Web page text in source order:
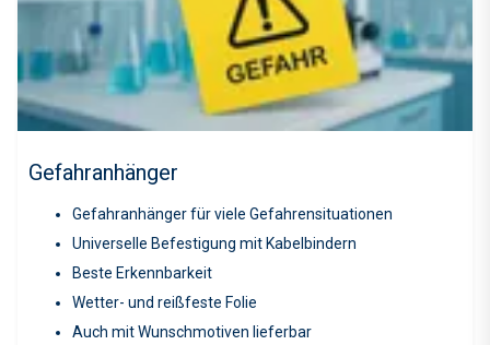
Gefahranhänger
Gefahranhänger für viele Gefahrensituationen
Universelle Befestigung mit Kabelbindern
Beste Erkennbarkeit
Wetter- und reißfeste Folie
Auch mit Wunschmotiven lieferbar